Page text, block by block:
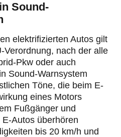
Sound-
elektrifizierten Autos gilt
Verordnung, nach der alle
Pkw oder auch
Sound-Warnsystem
Töne, die beim E-
eines Motors
Fußgänger und
Autos überhören
bis 20 km/h und